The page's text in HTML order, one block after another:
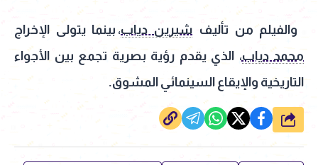
والفيلم من تأليف شيرين دياب، بينما يتولى الإخراج
محمد دياب، الذي يقدم رؤية بصرية تجمع بين الأجواء
التاريخية والإيقاع السينمائي المشوق.
شارك